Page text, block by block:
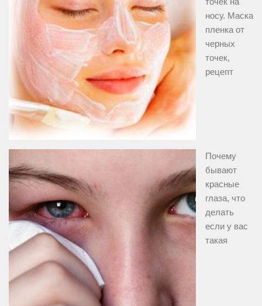
носу. Маска
пленка от
черных
точек,
рецепт
Почему
бывают
красные
глаза, что
делать
если у вас
такая